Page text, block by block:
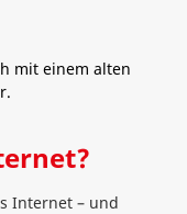
Internet – und